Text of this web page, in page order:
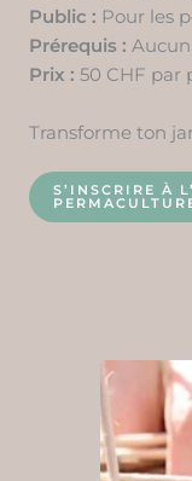
Public : Pour les
Prérequis : Aucun
Prix : 50 CHF par
Transforme ton
S’INSCRIRE À